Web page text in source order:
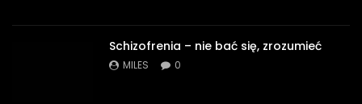
Schizofrenia – nie bać się, zrozumieć
MILES 0